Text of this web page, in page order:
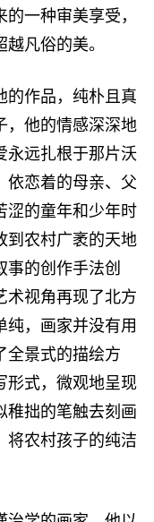
一种审美享受，
凡俗的美。
的作品，纯朴且真
，他的情感深深地
永远扎根于那片沃
依恋着的母亲、父
涩的童年和少年时
农村广袤的天地
的创作手法创
术视角再现了北方
纯，画家并没有用
全景式的描绘方
形式，微观地呈现
稚拙的笔触去刻画
将农村孩子的纯洁